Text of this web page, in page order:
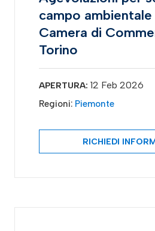
campo
Camera di
Torino
APERTURA: 12 Feb 2026
Regioni: Piemonte
RICHIEDI